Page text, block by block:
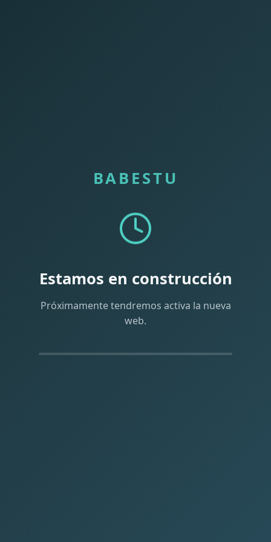
BABESTU
Estamos en construcción
Próximamente tendremos activa la nueva
web.